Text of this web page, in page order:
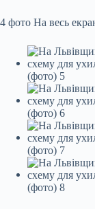
4 фото На весь